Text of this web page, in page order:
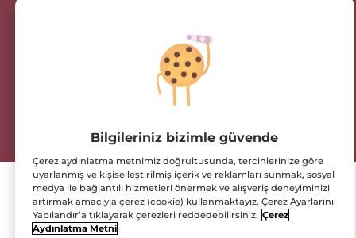
Her gün bir yerlerde kadınlar, dünyayı değiştirmek
için harekete geçiyor.
Yves Rocher Vakfı, kadınların çevre için
HİKAYEMİZ
Bilgileriniz bizimle güvende
Çerez aydınlatma metnimiz doğrultusunda, tercihlerinize göre
uyarlanmış ve kişiselleştirilmiş içerik ve reklamları sunmak, sosyal
medya ile bağlantılı hizmetleri önermek ve alışveriş deneyiminizi
artırmak amacıyla çerez (cookie) kullanmaktayız. Çerez Ayarlarını
Yapılandır’a tıklayarak çerezleri reddedebilirsiniz. Çerez
Aydınlatma Metni